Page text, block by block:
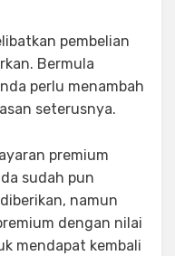
pembelian
Bermula
perlu menambah
seterusnya.
premium
sudah pun
namun
dengan nilai
mendapat kembali